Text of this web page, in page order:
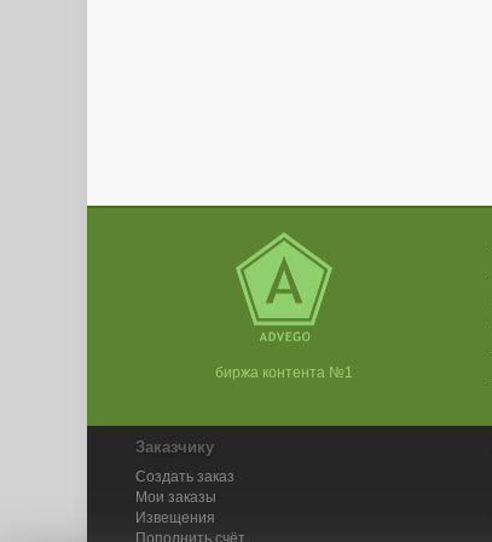
биржа контента №1
Заказчику
Создать заказ
Мои заказы
Извещения
Пополнить счёт